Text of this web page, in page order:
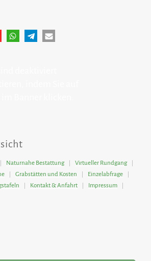
Naturnahe Bestattung
Virtueller Rundgang
Grabstätten und Kosten
Einzelabfrage
Kontakt & Anfahrt
Impressum